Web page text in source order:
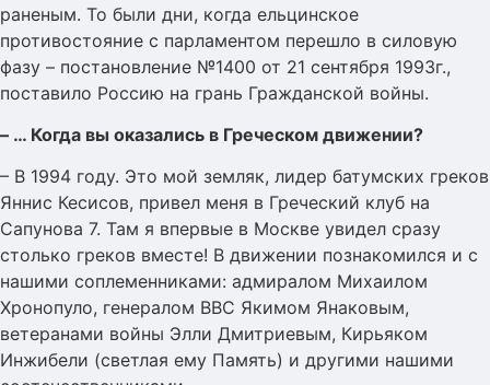
раненым. То были дни, когда ельцинское
противостояние с парламентом перешло в силовую
фазу – постановление №1400 от 21 сентября 1993г.,
поставило Россию на грань Гражданской войны.
– … Когда вы оказались в Греческом движении?
– В 1994 году. Это мой земляк, лидер батумских греков
Яннис Кесисов, привел меня в Греческий клуб на
Сапунова 7. Там я впервые в Москве увидел сразу
столько греков вместе! В движении познакомился и с
нашими соплеменниками: адмиралом Михаилом
Хронопуло, генералом ВВС Якимом Янаковым,
ветеранами войны Элли Дмитриевым, Кирьяком
Инжибели (светлая ему Память) и другими нашими